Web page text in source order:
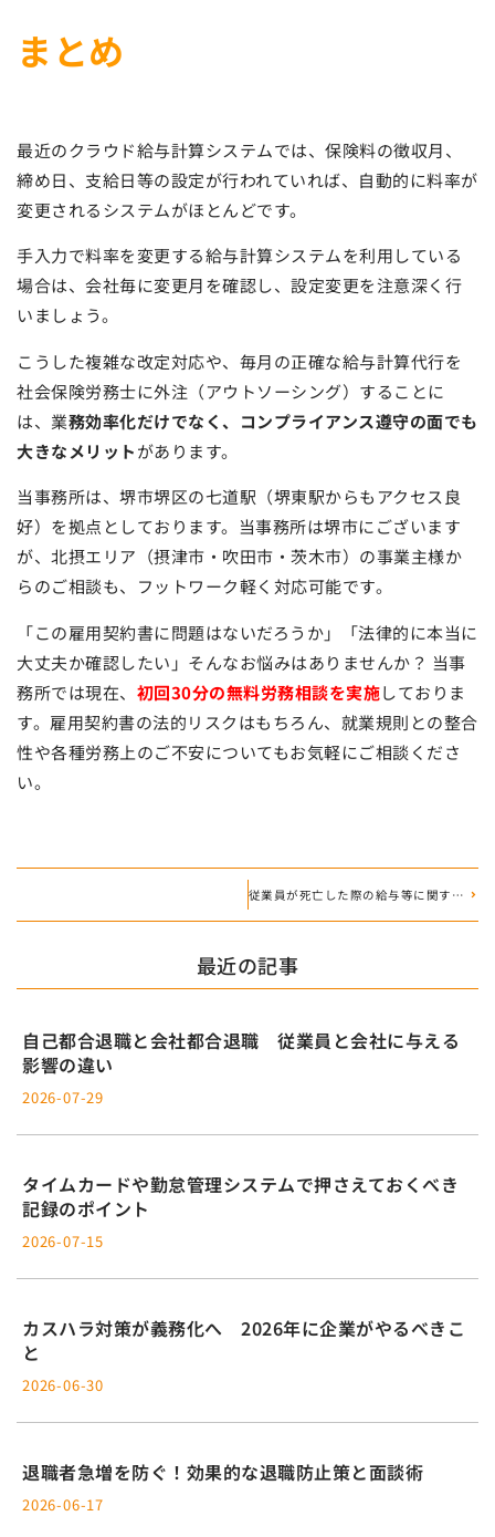
まとめ
最近のクラウド給与計算システムでは、保険料の徴収月、
締め日、支給日等の設定が行われていれば、自動的に料率が
変更されるシステムがほとんどです。
手入力で料率を変更する給与計算システムを利用している
場合は、会社毎に変更月を確認し、設定変更を注意深く行
いましょう。
こうした複雑な改定対応や、毎月の正確な給与計算代行を
社会保険労務士に外注（アウトソーシング）することに
は、業務効率化だけでなく、コンプライアンス遵守の面でも
大きなメリットがあります。
当事務所は、堺市堺区の七道駅（堺東駅からもアクセス良
好）を拠点としております。当事務所は堺市にございます
が、北摂エリア（摂津市・吹田市・茨木市）の事業主様か
らのご相談も、フットワーク軽く対応可能です。
「この雇用契約書に問題はないだろうか」「法律的に本当に
大丈夫か確認したい」そんなお悩みはありませんか？ 当事
務所では現在、 初回30分の無料労務相談を実施しておりま
す。雇用契約書の法的リスクはもちろん、就業規則との整合
性や各種労務上のご不安についてもお気軽にご相談くださ
い。
従業員が死亡した際の給与等に関する会社手続き
最近の記事
自己都合退職と会社都合退職 従業員と会社に与える
影響の違い
2026-07-29
タイムカードや勤怠管理システムで押さえておくべき
記録のポイント
2026-07-15
カスハラ対策が義務化へ 2026年に企業がやるべきこ
と
2026-06-30
退職者急増を防ぐ！効果的な退職防止策と面談術
2026-06-17